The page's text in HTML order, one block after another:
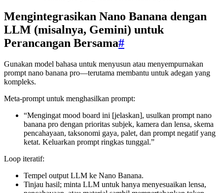
Mengintegrasikan Nano Banana dengan
LLM (misalnya, Gemini) untuk
Perancangan Bersama#
Gunakan model bahasa untuk menyusun atau menyempurnakan
prompt nano banana pro—terutama membantu untuk adegan yang
kompleks.
Meta-prompt untuk menghasilkan prompt:
“Mengingat mood board ini [jelaskan], usulkan prompt nano
banana pro dengan prioritas subjek, kamera dan lensa, skema
pencahayaan, taksonomi gaya, palet, dan prompt negatif yang
ketat. Keluarkan prompt ringkas tunggal.”
Loop iteratif:
Tempel output LLM ke Nano Banana.
Tinjau hasil; minta LLM untuk hanya menyesuaikan lensa,